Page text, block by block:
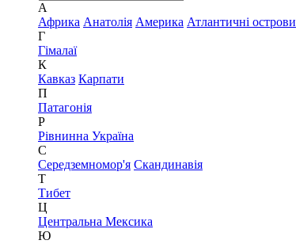
А
Африка Анатолія Америка Атлантичні острови
Г
Гімалаї
К
Кавказ Карпати
П
Патагонія
Р
Рівнинна Україна
С
Середземномор'я Скандинавія
Т
Тибет
Ц
Центральна Мексика
Ю